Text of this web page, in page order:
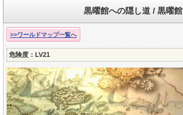
黒曜館への隠し道 / 黒曜館
>>ワールドマップ一覧へ
危険度：LV21